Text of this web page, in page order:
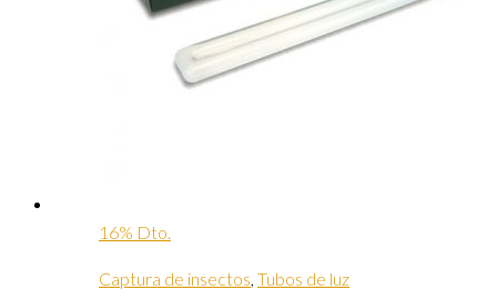
16% Dto.
Captura de insectos, Tubos de luz